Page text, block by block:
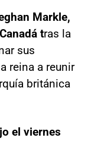
Markle,
tras la
sus
reina a reunir
británica
el viernes